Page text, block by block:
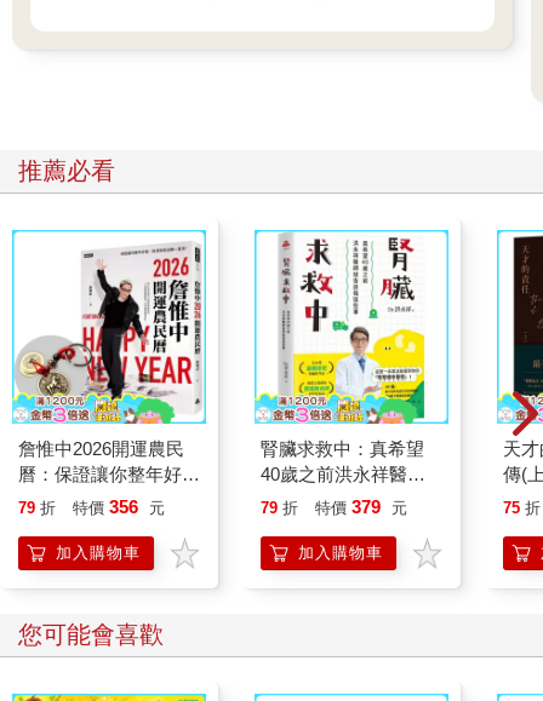
賽現場觀眾帶來的情緒干擾，我邀請同行的老師們通通都去圍觀
郁婷的練習，盡可能地讓她感受到真實的比賽狀態。
當時四強賽之前的比賽都是在法國當地時間的下午進行，進入四
強賽後，則是改為當地時間晚上八點開打，時間前後落差很大，
專屬練習場的好處除了練習可以集中專注力，也可以因應賽程的
安排，調整選手的生理時鐘和狀態，就像調整時差的概念一樣。
為了贏得比賽、強化選手的狀態，我們能做的事情、能優化的地
方其實很多，但需要不斷動腦筋去思考有哪些可以改進並付諸行
動，而不只是沿續以前的經驗跟做法。總之，如果想要比以前更
強、更好，我認為除了站在巨人的肩膀上，還需要增加新的嘗試
與做法。
推薦必看
詹惟中2026開運農民
曆：保證讓你整年好
運、財源快馬加鞭一直
錢五帝錢吊飾】
79 折 特價 356 元
加入購物車
腎臟求救中：真希望
40歲之前洪永祥醫師
就告訴我這些事
79 折 特價 379 元
加入購物車
天
傳(
75 折
您可能會喜歡